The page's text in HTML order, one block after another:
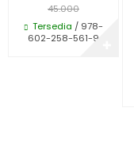
45.000
Tersedia / 978-
602-258-561-9